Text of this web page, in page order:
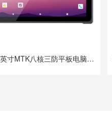
10.1英寸MTK八核三防平板电脑 DTZ-T1085E